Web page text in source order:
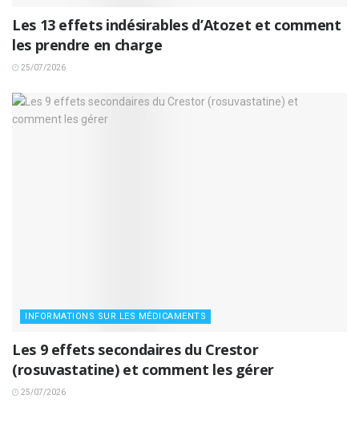
Les 13 effets indésirables d’Atozet et comment
les prendre en charge
25/07/2026
INFORMATIONS SUR LES MÉDICAMENTS
Les 9 effets secondaires du Crestor
(rosuvastatine) et comment les gérer
25/07/2026